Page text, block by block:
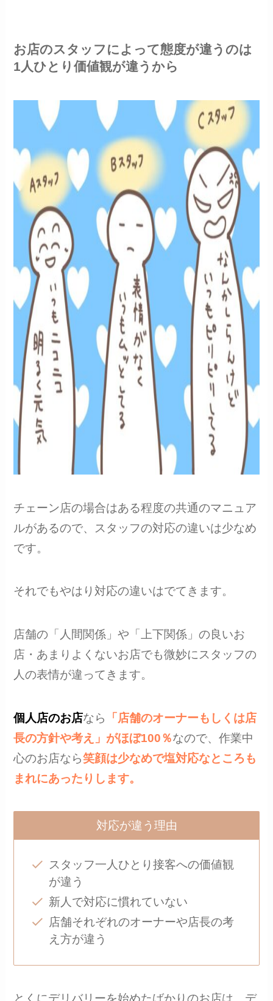
お店のスタッフによって態度が違うのは
1人ひとり価値観が違うから
チェーン店の場合はある程度の共通のマニュア
ルがあるので、スタッフの対応の違いは少なめ
です。
それでもやはり対応の違いはでてきます。
店舗の「人間関係」や「上下関係」の良いお
店・あまりよくないお店でも微妙にスタッフの
人の表情が違ってきます。
個人店のお店なら
「店舗のオーナーもしくは店
長の方針や考え」がほぼ100％なので、作業中
心のお店なら笑顔は少なめで塩対応なところも
まれにあったりします。
対応が違う理由
スタッフ一人ひとり接客への価値観
が違う
新人で対応に慣れていない
店舗それぞれのオーナーや店長の考
え方が違う